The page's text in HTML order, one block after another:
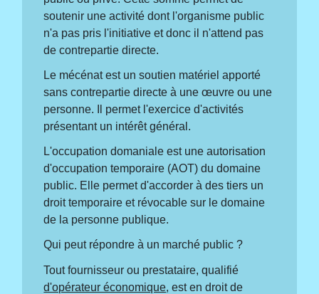
soutenir une activité dont l'organisme public
n'a pas pris l'initiative et donc il n'attend pas
de contrepartie directe.
Le mécénat est un soutien matériel apporté
sans contrepartie directe à une œuvre ou une
personne. Il permet l'exercice d'activités
présentant un intérêt général.
L'occupation domaniale est une autorisation
d'occupation temporaire (AOT) du domaine
public. Elle permet d'accorder à des tiers un
droit temporaire et révocable sur le domaine
de la personne publique.
Qui peut répondre à un marché public ?
Tout fournisseur ou prestataire, qualifié
d'opérateur économique, est en droit de